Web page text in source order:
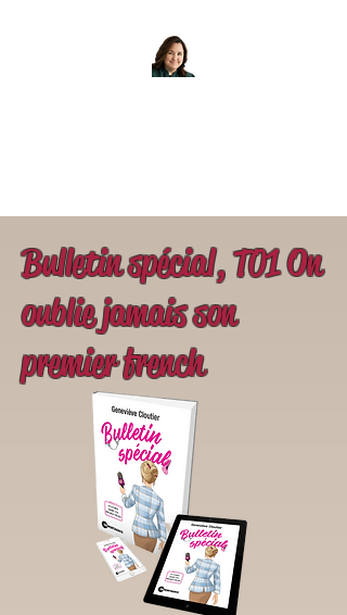
Bulletin spécial, T01 On
oublie jamais son
premier french